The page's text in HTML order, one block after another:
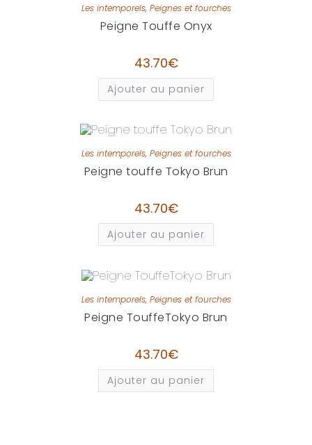
Les intemporels, Peignes et fourches
Peigne Touffe Onyx
43.70€
Ajouter au panier
Les intemporels, Peignes et fourches
Peigne touffe Tokyo Brun
43.70€
Ajouter au panier
Les intemporels, Peignes et fourches
Peigne TouffeTokyo Brun
43.70€
Ajouter au panier